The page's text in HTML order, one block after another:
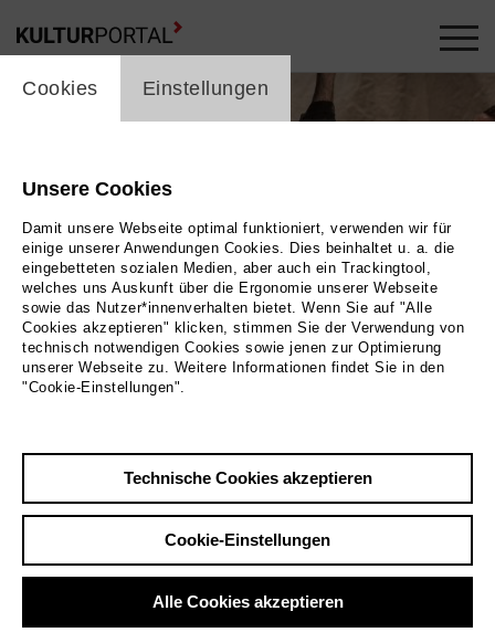
Zurück|Übersicht
Zirkus
BELLO!
cookie_layer
Cookies Einstellungen
Unsere Cookies
Damit unsere Webseite optimal funktioniert, verwenden wir für
einige unserer Anwendungen Cookies. Dies beinhaltet u. a. die
eingebetteten sozialen Medien, aber auch ein Trackingtool,
welches uns Auskunft über die Ergonomie unserer Webseite
sowie das Nutzer*innenverhalten bietet. Wenn Sie auf "Alle
Cookies akzeptieren" klicken, stimmen Sie der Verwendung von
technisch notwendigen Cookies sowie jenen zur Optimierung
unserer Webseite zu. Weitere Informationen findet Sie in den
"Cookie-Einstellungen".
Technische Cookies akzeptieren
Cookie-Einstellungen
Alle Cookies akzeptieren